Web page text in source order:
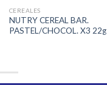
CEREALES
NUTRY CEREAL BAR.
PASTEL/CHOCOL. X3 22g